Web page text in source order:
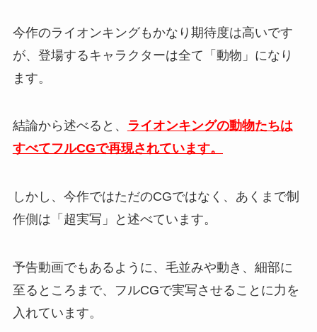
今作のライオンキングもかなり期待度は高いです
が、登場するキャラクターは全て「動物」になり
ます。
結論から述べると、
ライオンキングの動物たちは
すべてフルCGで再現されています。
しかし、今作ではただのCGではなく、あくまで制
作側は「超実写」と述べています。
予告動画でもあるように、毛並みや動き、細部に
至るところまで、フルCGで実写させることに力を
入れています。